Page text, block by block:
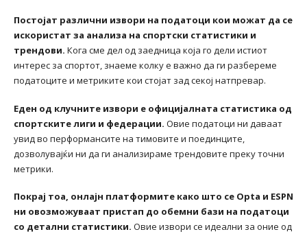
Постојат различни извори на податоци кои можат да се
искористат за анализа на спортски статистики и
трендови. Кога сме дел од заедница која го дели истиот
интерес за спортот, знаеме колку е важно да ги разбереме
податоците и метриките кои стојат зад секој натпревар.
Еден од клучните извори е официјалната статистика од
спортските лиги и федерации. Овие податоци ни даваат
увид во перформансите на тимовите и поединците,
дозволувајќи ни да ги анализираме трендовите преку точни
метрики.
Покрај тоа, онлајн платформите како што се Opta и ESPN
ни овозможуваат пристап до обемни бази на податоци
со детални статистики. Овие извори се идеални за оние од